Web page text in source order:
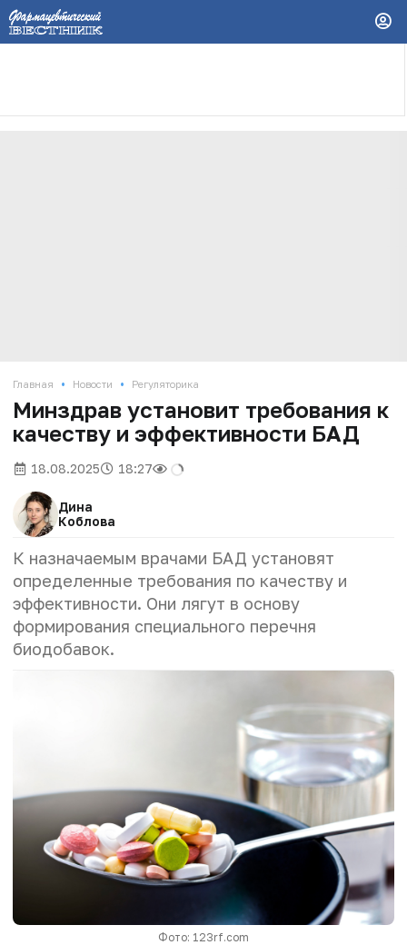
Главная • Новости • Регуляторика
Минздрав установит требования к
качеству и эффективности БАД
18.08.2025 18:27
Дина
Коблова
К назначаемым врачами БАД установят
определенные требования по качеству и
эффективности. Они лягут в основу
формирования специального перечня
биодобавок.
Фото: 123rf.com